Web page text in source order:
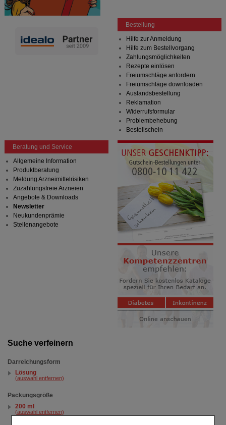
Suche verfeinern
Darreichungsform
Lösung
(auswahl entfernen)
Packungsgröße
200 ml
(auswahl entfernen)
Bestellung
Hilfe zur Anmeldung
Hilfe zum Bestellvorgang
Zahlungsmöglichkeiten
Rezepte einlösen
Freiumschläge anfordern
Freiumschläge downloaden
Auslandsbestellung
Reklamation
Widerrufsformular
Problembehebung
Bestellschein
Beratung und Service
Allgemeine Information
Produktberatung
Meldung Arzneimittelrisiken
Zuzahlungsfreie Arzneien
Angebote & Downloads
Newsletter
Neukundenprämie
Stellenangebote